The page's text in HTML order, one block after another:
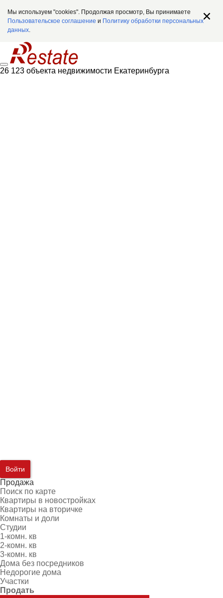
Мы используем "cookies". Продолжая просмотр, Вы принимаете
Пользовательское соглашение и Политику обработки персональных
данных.
26 123 объекта недвижимости Екатеринбурга
Войти
Продажа
Поиск по карте
Квартиры в новостройках
Квартиры на вторичке
Комнаты и доли
Студии
1-комн. кв
2-комн. кв
3-комн. кв
Дома без посредников
Недорогие дома
Участки
Продать